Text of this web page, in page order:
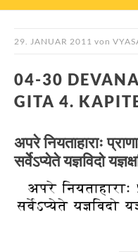
29. JANUAR 2011 von
04-30
GITA 4.
अपरे नियताहाराः
सर्वेऽप्येते यज्ञविदो